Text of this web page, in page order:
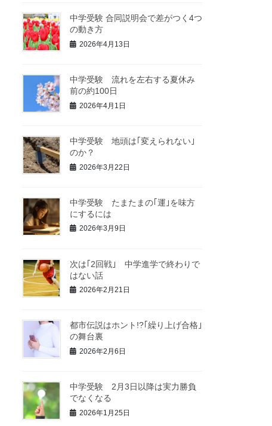
中学受験 合同説明会で差がつく4つ
の動き方
2026年4月13日
中学受験 流れを左右する夏休み
前の約100日
2026年4月1日
中学受験 地頭は｢変えられない｣
のか？
2026年3月22日
中学受験 たまたまの｢運｣を味方
にするには
2026年3月9日
次は｢2回戦｣ 中学進学で終わりで
はない話
2026年2月21日
都市伝説はホント!?｢繰り上げ合格｣
の舞台裏
2026年2月6日
中学受験 2月3日以降は実力勝負
でなくなる
2026年1月25日